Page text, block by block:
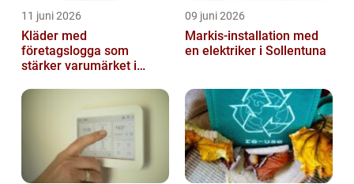
11 juni 2026
Kläder med
företagslogga som
stärker varumärket i
09 juni 2026
Markis-installation med
en elektriker i Sollentuna